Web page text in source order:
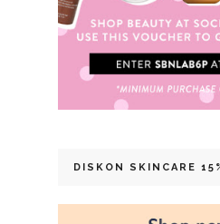
DISKON SKINCARE